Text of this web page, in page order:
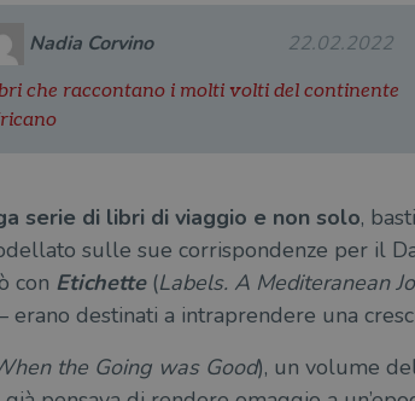
Nadia Corvino 22.02.2022
che raccontano i molti volti del continente
serie di libri di viaggio e non solo,
sulle sue corrispondenze per il
con Etichette(Labels. A Mediteranean
destinati a intraprendere una
the Going was Good), un volume